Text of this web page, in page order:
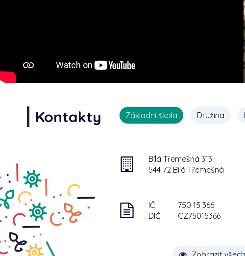
Kontakty Základní škola Družina
Bílá Třemešná 313
544 72 Bílá Třemešná
IČ
750 15 366
DIČ
CZ75015366